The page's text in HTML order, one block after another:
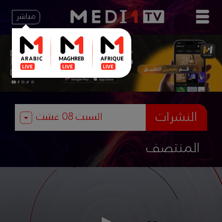
مباشر
النشرات
المنتصف